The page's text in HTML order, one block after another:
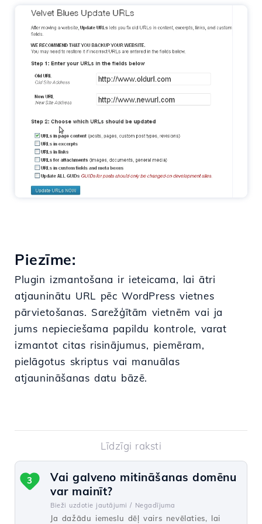
Piezīme:
Plugin izmantošana ir ieteicama, lai ātri
atjauninātu URL pēc WordPress vietnes
pārvietošanas. Sarežģītām vietnēm vai ja
jums nepieciešama papildu kontrole, varat
izmantot citas risinājumus, piemēram,
pielāgotus skriptus vai manuālas
atjaunināšanas datu bāzē.
Līdzīgi raksti
Vai galveno mitināšanas domēnu
var mainīt?
Bieži uzdotie jautājumi / Negadījuma
Ja dažādu iemeslu dēļ vairs nevēlaties, lai
3